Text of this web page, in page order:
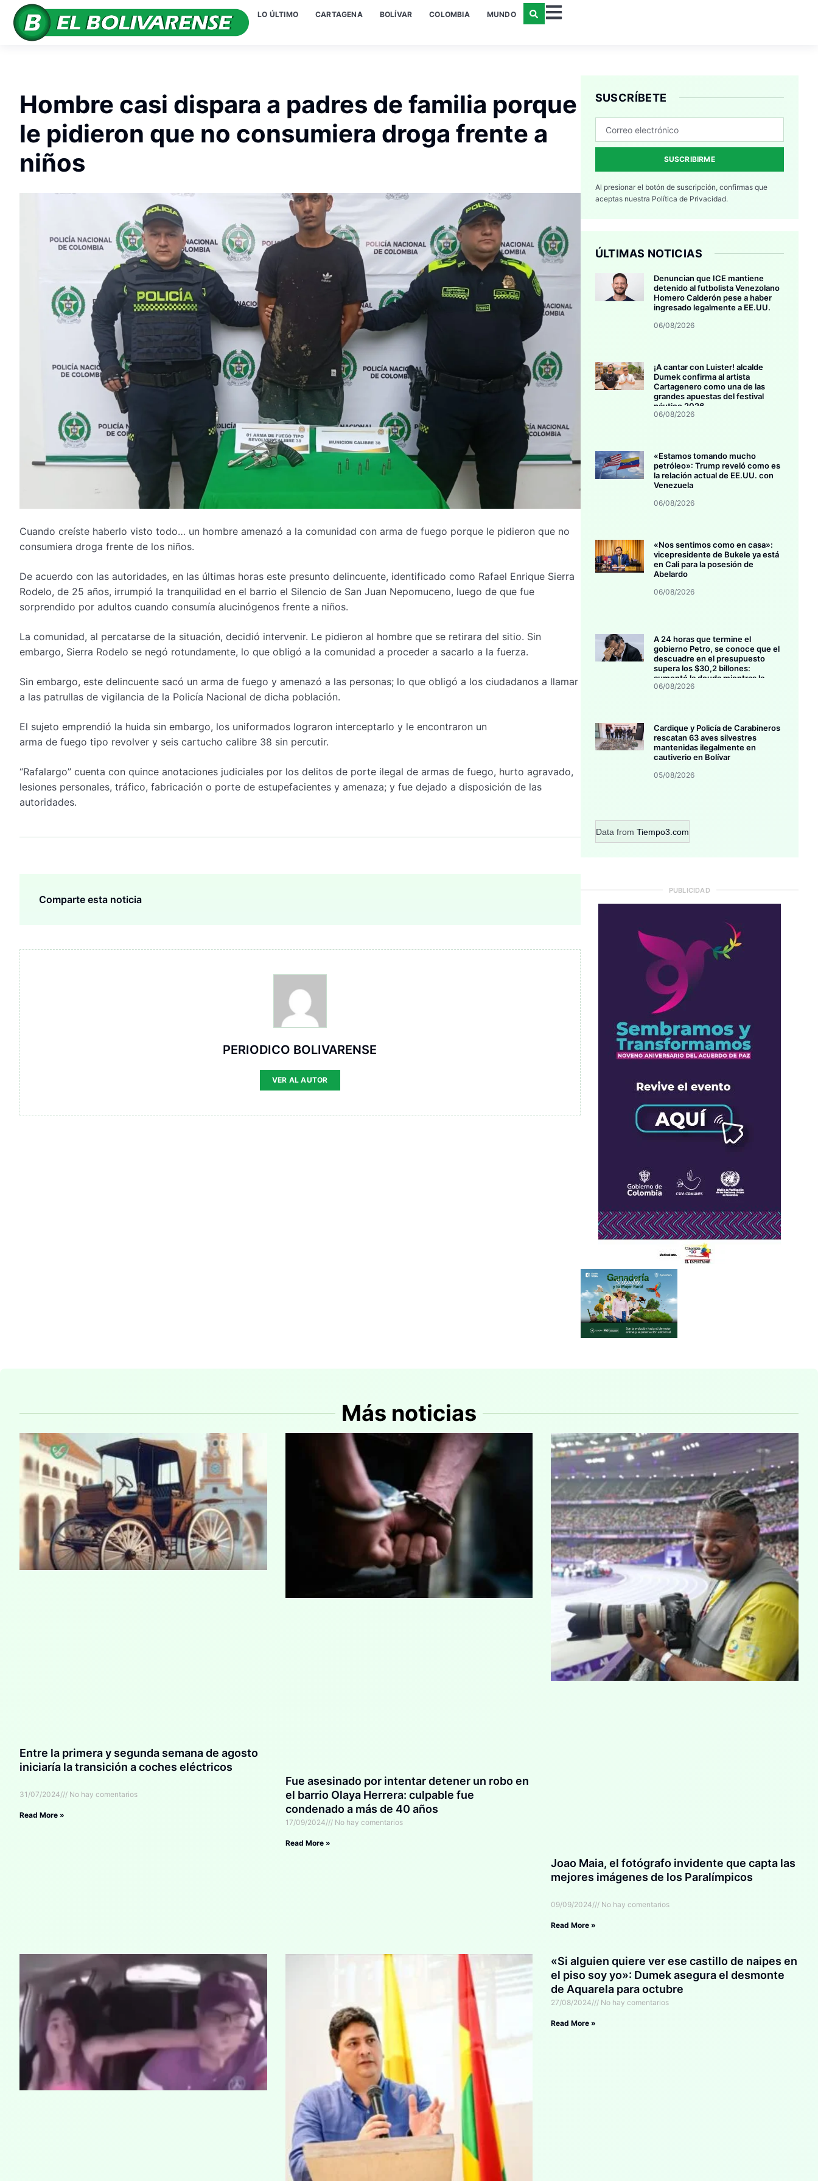
LO ÚLTIMO CARTAGENA BOLÍVAR COLOMBIA MUNDO
Hombre casi dispara a padres de familia porque
le pidieron que no consumiera droga frente a
niños
Cuando creíste haberlo visto todo… un hombre amenazó a la comunidad con arma de fuego porque le pidieron que no
consumiera droga frente de los niños.
De acuerdo con las autoridades, en las últimas horas este presunto delincuente, identificado como Rafael Enrique Sierra
Rodelo, de 25 años, irrumpió la tranquilidad en el barrio el Silencio de San Juan Nepomuceno, luego de que fue
sorprendido por adultos cuando consumía alucinógenos frente a niños.
La comunidad, al percatarse de la situación, decidió intervenir. Le pidieron al hombre que se retirara del sitio. Sin
embargo, Sierra Rodelo se negó rotundamente, lo que obligó a la comunidad a proceder a sacarlo a la fuerza.
Sin embargo, este delincuente sacó un arma de fuego y amenazó a las personas; lo que obligó a los ciudadanos a llamar
a las patrullas de vigilancia de la Policía Nacional de dicha población.
El sujeto emprendió la huida sin embargo, los uniformados lograron interceptarlo y le encontraron un
arma de fuego tipo revolver y seis cartucho calibre 38 sin percutir.
“Rafalargo” cuenta con quince anotaciones judiciales por los delitos de porte ilegal de armas de fuego, hurto agravado,
lesiones personales, tráfico, fabricación o porte de estupefacientes y amenaza; y fue dejado a disposición de las
autoridades.
Comparte esta noticia
PERIODICO BOLIVARENSE
VER AL AUTOR
SUSCRÍBETE
SUSCRIBIRME
Al presionar el botón de suscripción, confirmas que
aceptas nuestra Política de Privacidad.
ÚLTIMAS NOTICIAS
Denuncian que ICE mantiene
detenido al futbolista Venezolano
Homero Calderón pese a haber
ingresado legalmente a EE.UU.
06/08/2026
¡A cantar con Luister! alcalde
Dumek confirma al artista
Cartagenero como una de las
grandes apuestas del festival
náutico 2026
06/08/2026
«Estamos tomando mucho
petróleo»: Trump reveló como es
la relación actual de EE.UU. con
Venezuela
06/08/2026
«Nos sentimos como en casa»:
vicepresidente de Bukele ya está
en Cali para la posesión de
Abelardo
06/08/2026
A 24 horas que termine el
gobierno Petro, se conoce que el
descuadre en el presupuesto
supera los $30,2 billones:
aumentó la deuda mientras la
inversión se estanca
06/08/2026
Cardique y Policía de Carabineros
rescatan 63 aves silvestres
mantenidas ilegalmente en
cautiverio en Bolívar
05/08/2026
Data from Tiempo3.com
PUBLICIDAD
Más noticias
Entre la primera y segunda semana de agosto
iniciaría la transición a coches eléctricos
31/07/2024 No hay comentarios
Read More »
Fue asesinado por intentar detener un robo en
el barrio Olaya Herrera: culpable fue
condenado a más de 40 años
17/09/2024 No hay comentarios
Read More »
Joao Maia, el fotógrafo invidente que capta las
mejores imágenes de los Paralímpicos
09/09/2024 No hay comentarios
Read More »
«Si alguien quiere ver ese castillo de naipes en
el piso soy yo»: Dumek asegura el desmonte
de Aquarela para octubre
27/08/2024 No hay comentarios
Read More »